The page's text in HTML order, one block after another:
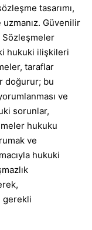
tasarımı,
Güvenilir
Sözleşmeler
hukuki ilişkileri
taraflar
doğurur; bu
ve
sorunlar,
hukuku
ve
hukuki
gerekli